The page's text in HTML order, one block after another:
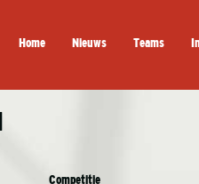
Home Nieuws Teams
Competitie